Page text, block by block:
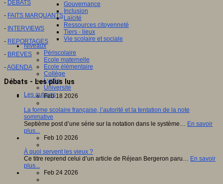
Gouvernance
Inclusion
Laïcité
Ressources citoyenneté
Tiers - lieux
Vie scolaire et sociale
Niveaux
Périscolaire
Ecole maternelle
Ecole élémentaire
Collège
Lycée
Université
Les auteurs
- DEBATS
- FAITS MARQUANTS
- INTERVIEWS
- REPORTAGES
- BREVES
-AGENDA
Débats - Les plus lus
Feb 18 2026
La forme scolaire française, l’autorité et la tentation de la note
sommative
Septième post d’une série sur la notation dans le système… En savoir
plus...
Feb 10 2026
À quoi servent les vieux ?
Ce titre reprend celui d’un article de Réjean Bergeron paru… En savoir
plus...
Feb 24 2026